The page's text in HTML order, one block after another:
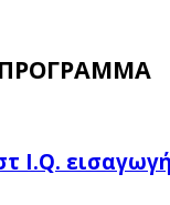
ΠΡΟΓΡΑΜΜΑ
I.Q.